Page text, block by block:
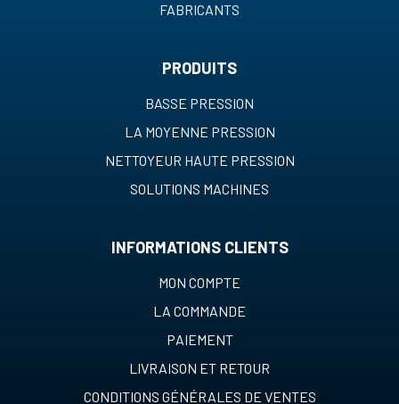
FABRICANTS
PRODUITS
BASSE PRESSION
LA MOYENNE PRESSION
NETTOYEUR HAUTE PRESSION
SOLUTIONS MACHINES
INFORMATIONS CLIENTS
MON COMPTE
LA COMMANDE
PAIEMENT
LIVRAISON ET RETOUR
CONDITIONS GÉNÉRALES DE VENTES